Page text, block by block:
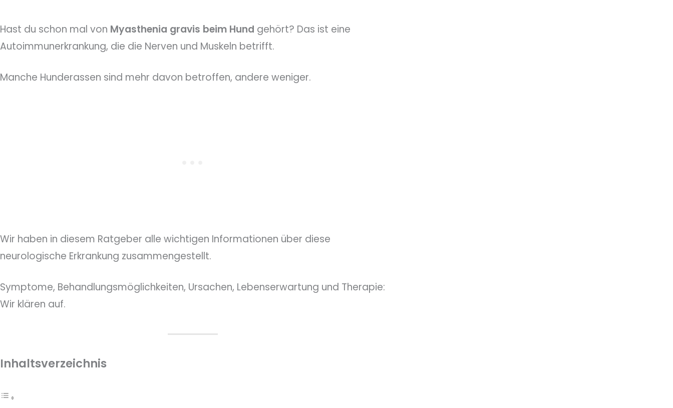
Hast du schon mal von Myasthenia gravis beim Hund gehört? Das ist eine
Autoimmunerkrankung, die die Nerven und Muskeln betrifft.
Manche Hunderassen sind mehr davon betroffen, andere weniger.
Wir haben in diesem Ratgeber alle wichtigen Informationen über diese
neurologische Erkrankung zusammengestellt.
Symptome, Behandlungsmöglichkeiten, Ursachen, Lebenserwartung und Therapie:
Wir klären auf.
Inhaltsverzeichnis